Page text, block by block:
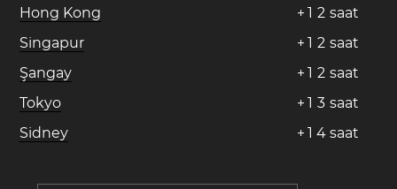
Hong Kong
+ 1 2 saat
Singapur
+ 1 2 saat
Şangay
+ 1 2 saat
Tokyo
+ 1 3 saat
Sidney
+ 1 4 saat